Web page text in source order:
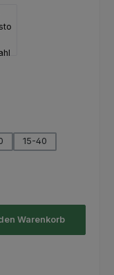
15-40
Warenkorb